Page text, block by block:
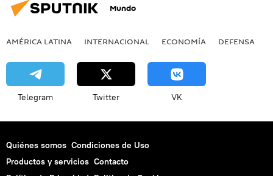
Mundo
AMÉRICA LATINA INTERNACIONAL ECONOMÍA DEFENSA
Telegram Twitter VK
Quiénes somos Condiciones de Uso
Productos y servicios Contacto